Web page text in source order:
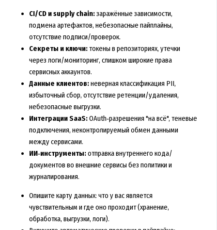
CI/CD и supply chain:заражённые зависимости,
подмена артефактов, небезопасные пайплайны,
отсутствие подписи/проверок.
Секреты и ключи:токены в репозиториях, утечки
через логи/мониторинг, слишком широкие права
сервисных аккаунтов.
Данные клиентов:неверная классификация PII,
избыточный сбор, отсутствие ретенции/удаления,
небезопасные выгрузки.
Интеграции SaaS:OAuth‑разрешения "на всё", теневые
подключения, неконтролируемый обмен данными
между сервисами.
ИИ‑инструменты:отправка внутреннего кода/
документов во внешние сервисы без политики и
журналирования.
Опишите карту данных: что у вас является
чувствительным и где оно проходит (хранение,
обработка, выгрузки, логи).